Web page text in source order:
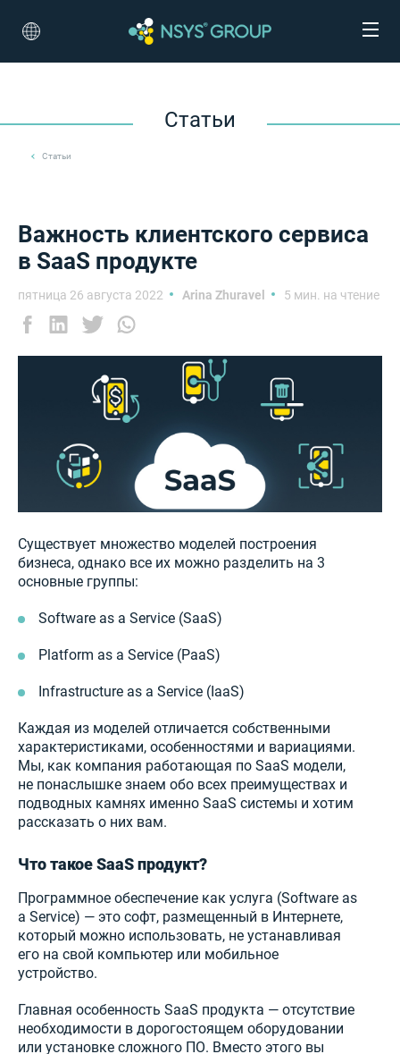
Статьи
Статьи
Важность клиентского сервиса
в SaaS продукте
пятница 26 августа 2022 Arina Zhuravel 5 мин. на чтение
Существует множество моделей построения
бизнеса, однако все их можно разделить на 3
основные группы:
Software as a Service (SaaS)
Platform as a Service (PaaS)
Infrastructure as a Service (IaaS)
Каждая из моделей отличается собственными
характеристиками, особенностями и вариациями.
Мы, как компания работающая по SaaS модели,
не понаслышке знаем обо всех преимуществах и
подводных камнях именно SaaS системы и хотим
рассказать о них вам.
Что такое SaaS продукт?
Программное обеспечение как услуга (Software as
a Service) — это софт, размещенный в Интернете,
который можно использовать, не устанавливая
его на свой компьютер или мобильное
устройство.
Главная особенность SaaS продукта — отсутствие
необходимости в дорогостоящем оборудовании
или установке сложного ПО. Вместо этого вы